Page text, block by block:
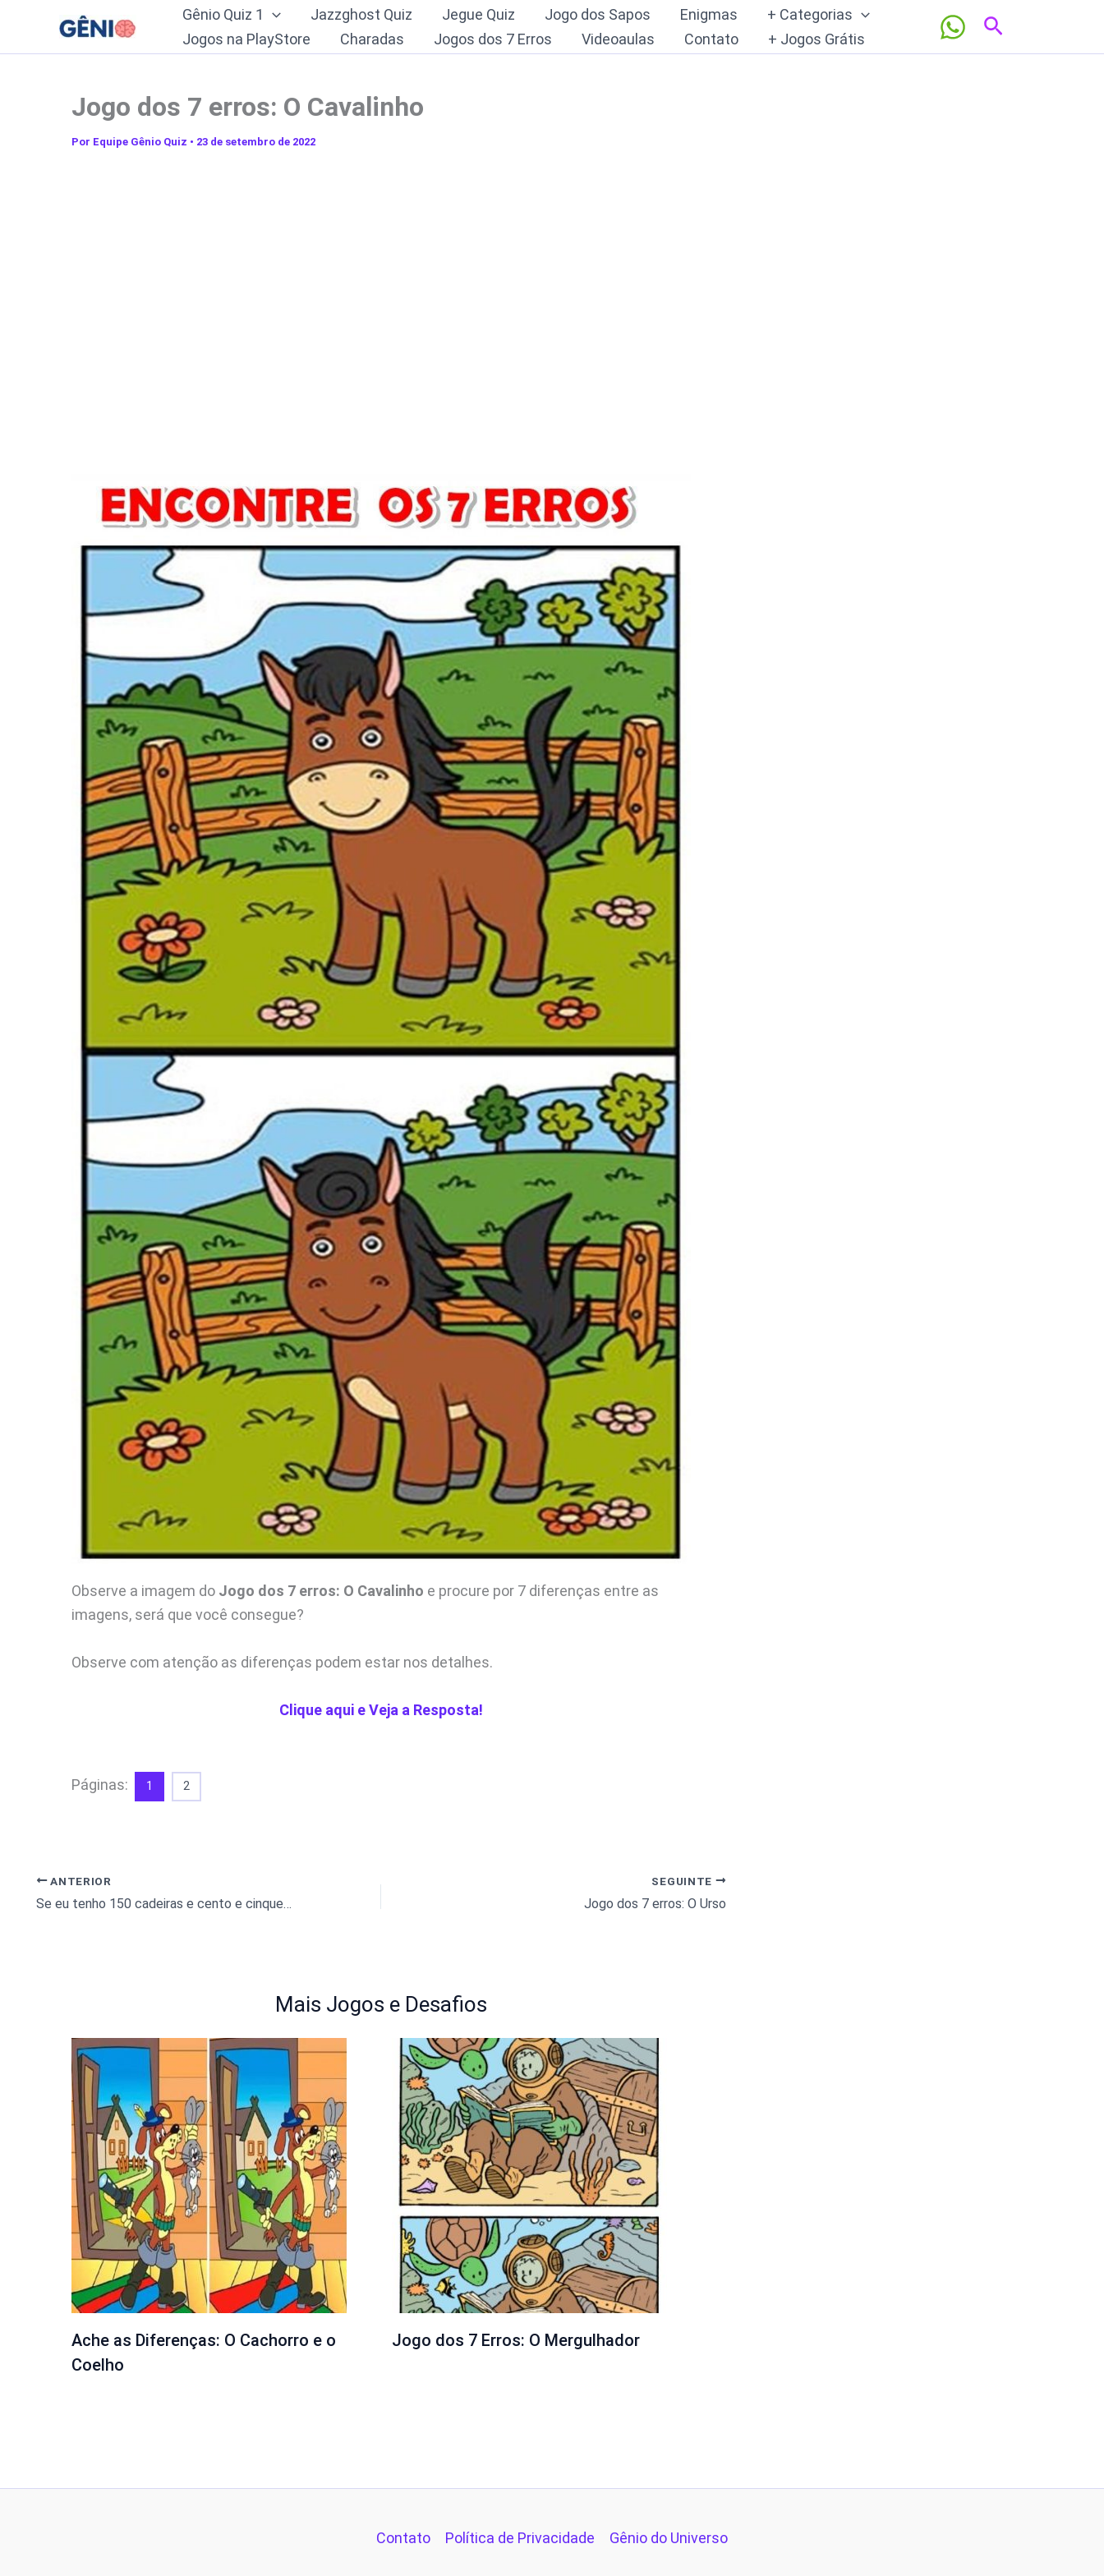
o
Gênio Quiz 1 Jazzghost Quiz Jegue Quiz Jogo dos Sapos Enigmas
+ Categorias
Jogos na PlayStore
Charadas Jogos dos 7 Erros Videoaulas Contato + Jogos Grátis
Pesquisar
Jogo dos 7 erros: O Cavalinho
Por Equipe Gênio Quiz • 23 de setembro de 2022
Observe a imagem do Jogo dos 7 erros: O Cavalinho e procure por 7 diferenças entre as
imagens, será que você consegue?
Observe com atenção as diferenças podem estar nos detalhes.
Clique aqui e Veja a Resposta!
Páginas: 1 2
ANTERIOR
Se eu tenho 150 cadeiras e cento e cinquenta macacos quantas cadeiras sobram? veja a resposta
SEGUINTE
Jogo dos 7 erros: O Urso
Mais Jogos e Desafios
Ache as Diferenças: O Cachorro e o
Coelho
Jogo dos 7 Erros: O Mergulhador
Contato Política de Privacidade Gênio do Universo